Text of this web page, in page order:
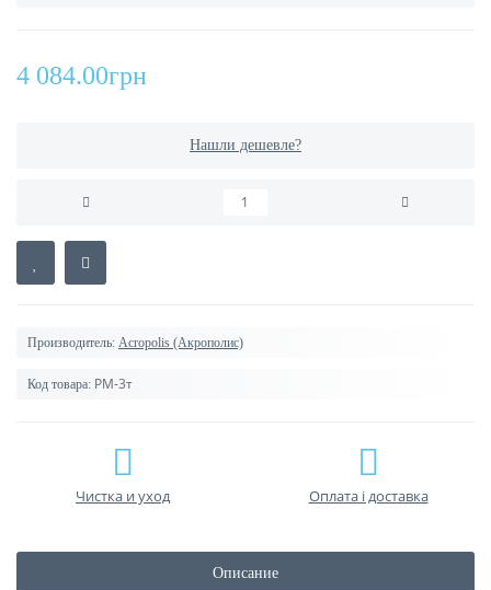
4 084.00грн
Нашли дешевле?
Производитель: Acropolis (Акрополис)
Код товара: РМ-3т
Чистка и уход Оплата і доставка
Описание